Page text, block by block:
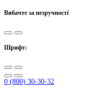
Вибачте за незручності
Шрифт:
0 (800) 30-30-32